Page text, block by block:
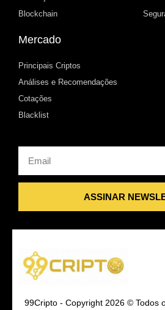
Blockchain
Mercado
Principais Criptos
Análises e Recomendações
Cotações
Blacklist
ASSINAR
99Cripto - Copyright 2026 © Todos